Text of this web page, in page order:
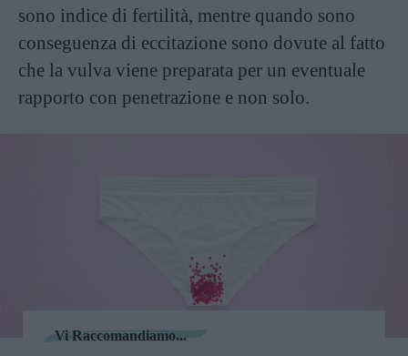
sono indice di fertilità, mentre quando sono
conseguenza di eccitazione sono dovute al fatto
che la vulva viene preparata per un eventuale
rapporto con penetrazione e non solo.
Vi Raccomandiamo...